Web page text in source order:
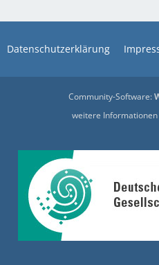
Datenschutzerklärung
Community-Software:
weitere